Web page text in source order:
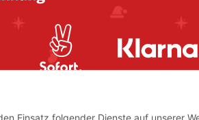
Einsatz folgender Dienste auf unserer